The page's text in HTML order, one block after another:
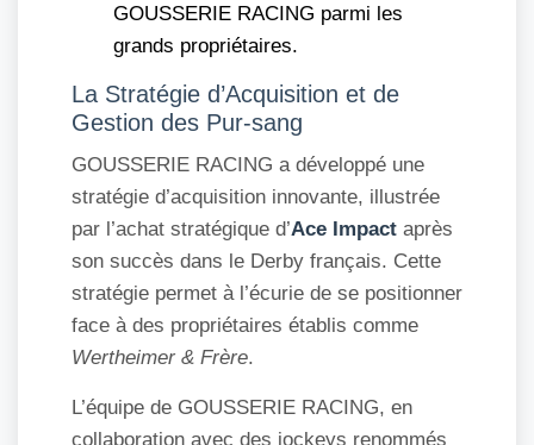
GOUSSERIE RACING parmi les
grands propriétaires.
La Stratégie d’Acquisition et de
Gestion des Pur-sang
GOUSSERIE RACING a développé une
stratégie d’acquisition innovante, illustrée
par l’achat stratégique d’Ace Impact après
son succès dans le Derby français. Cette
stratégie permet à l’écurie de se positionner
face à des propriétaires établis comme
Wertheimer & Frère.
L’équipe de GOUSSERIE RACING, en
collaboration avec des jockeys renommés